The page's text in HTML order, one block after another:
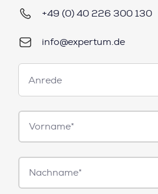
+49 (0) 40 226 300 130
info@expertum.de
Anrede
Anrede
Vorname*
Nachname*